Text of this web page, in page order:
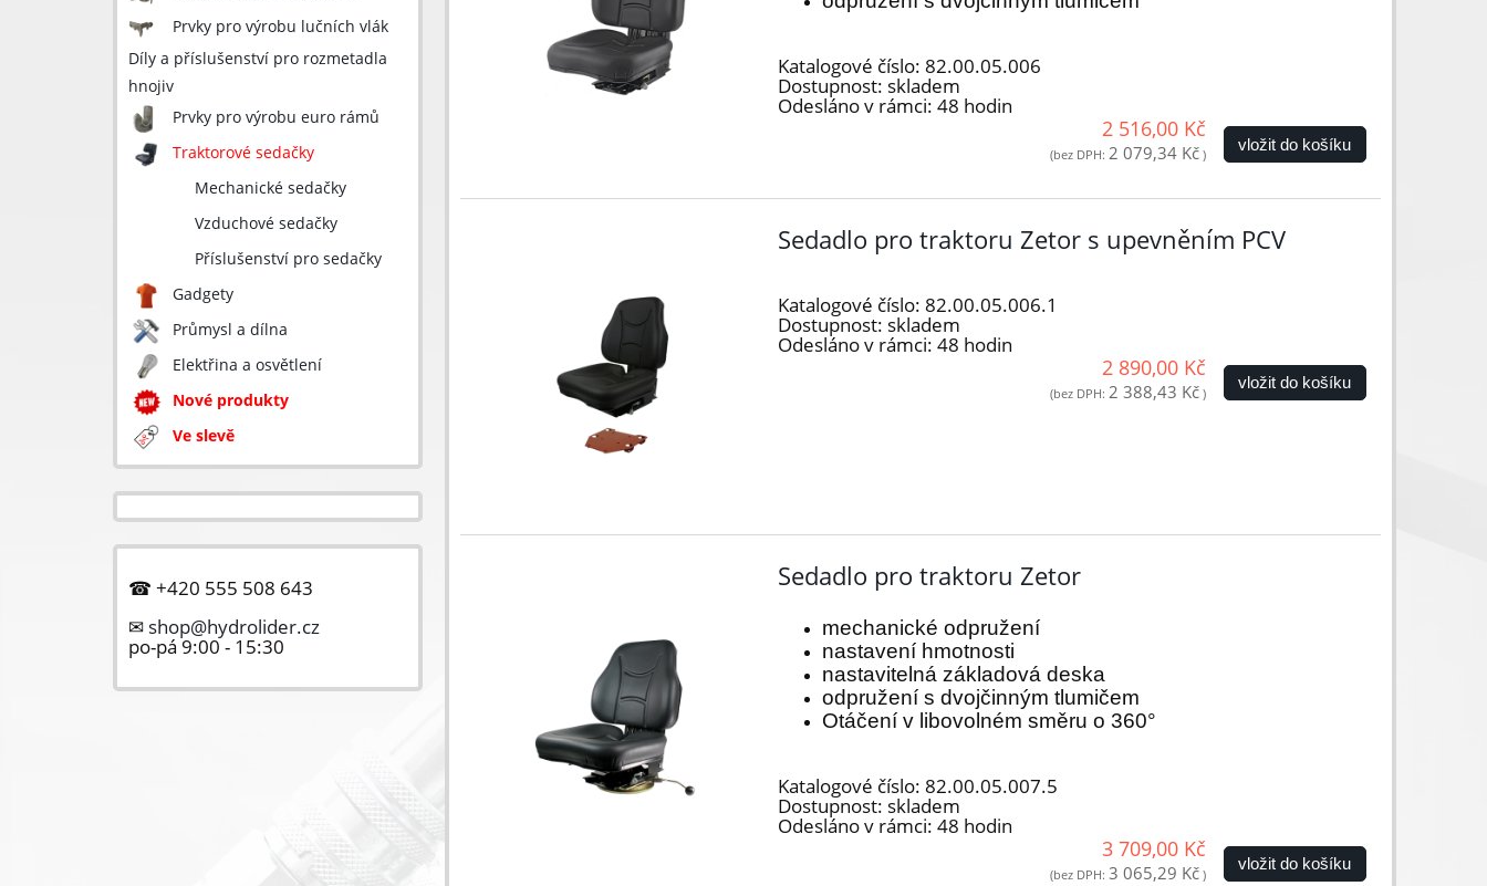
Prvky pro výrobu lučních vlák
Díly a příslušenství pro rozmetadla
hnojiv
Prvky pro výrobu euro rámů
Traktorové sedačky
Mechanické sedačky
Vzduchové sedačky
Příslušenství pro sedačky
Gadgety
Průmysl a dílna
Elektřina a osvětlení
Nové produkty
Ve slevě
☎ +420 555 508 643
✉ shop@hydrolider.cz
po-pá 9:00 - 15:30
Katalogové číslo: 82.00.05.006
Dostupnost: skladem
Odesláno v rámci: 48 hodin
2 516,00 Kč
(bez DPH: 2 079,34 Kč)
vložit do košíku
Sedadlo pro traktoru Zetor s upevněním PCV
Katalogové číslo: 82.00.05.006.1
Dostupnost: skladem
Odesláno v rámci: 48 hodin
2 890,00 Kč
(bez DPH: 2 388,43 Kč)
vložit do košíku
Sedadlo pro traktoru Zetor
mechanické odpružení
nastavení hmotnosti
nastavitelná základová deska
odpružení s dvojčinným tlumičem
Otáčení v libovolném směru o 360°
Katalogové číslo: 82.00.05.007.5
Dostupnost: skladem
Odesláno v rámci: 48 hodin
3 709,00 Kč
(bez DPH: 3 065,29 Kč)
vložit do košíku